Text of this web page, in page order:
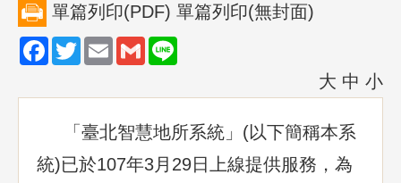
單篇列印(PDF) 單篇列印(無封面)
Facebook
TwitterEmailGmail
大 中 小
「臺北智慧地所系統」(以下簡稱本系
統)已於107年3月29日上線提供服務，為